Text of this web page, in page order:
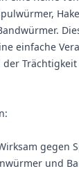
einfache
gegen
und